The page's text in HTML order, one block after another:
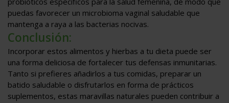
puedas favorecer un microbioma vaginal saludable que
mantenga a raya a las bacterias nocivas.
Conclusión:
Incorporar estos alimentos y hierbas a tu dieta puede ser
una forma deliciosa de fortalecer tus defensas inmunitarias.
Tanto si prefieres añadirlos a tus comidas, preparar un
batido saludable o disfrutarlos en forma de prácticos
suplementos, estas maravillas naturales pueden contribuir a